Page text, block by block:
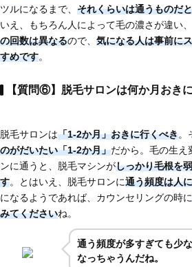
ツルになるまで、 それくらいは通うものだ
いえ、もちろん人によって毛の濃さが違い
の回数は異なるので、 気になる人は事前に
すめです。
【質問⑥】脱毛サロンは何か月おき
脱毛サロンは「1-2か月」おきに行くべき。
のがだいたい「1-2か月」だから。毛の生え
ンに通うと、脱毛マシンがしっかり毛根を
す。とはいえ、脱毛サロンに通う頻度は人
になるようであれば、カウンセリングの時に
みてくださいね。
通う頻度が多すぎても少
なっちゃうんだね。